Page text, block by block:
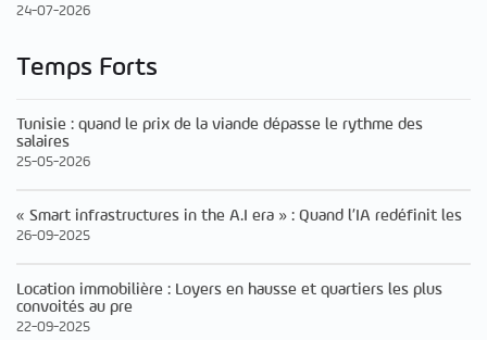
24-07-2026
Temps Forts
Tunisie : quand le prix de la viande dépasse le rythme des
salaires
25-05-2026
« Smart infrastructures in the A.I era » : Quand l’IA redéfinit les
26-09-2025
Location immobilière : Loyers en hausse et quartiers les plus
convoités au pre
22-09-2025